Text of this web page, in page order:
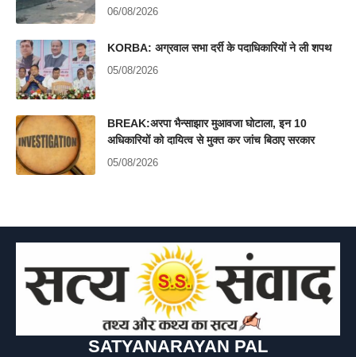
06/08/2026
KORBA: अग्रवाल सभा दर्री के पदाधिकारियों ने ली शपथ
05/08/2026
BREAK:अरपा भैन्साझार मुआवजा घोटाला, इन 10
अधिकारियों को दायित्व से मुक्त कर जांच बिठाए सरकार
05/08/2026
SATYANARAYAN PAL